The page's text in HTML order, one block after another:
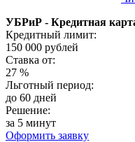
УБРиР - Кредитная
Кредитный лимит:
150 000 рублей
Ставка от:
27 %
Льготный период:
до 60 дней
Решение:
за 5 минут
Оформить заявку